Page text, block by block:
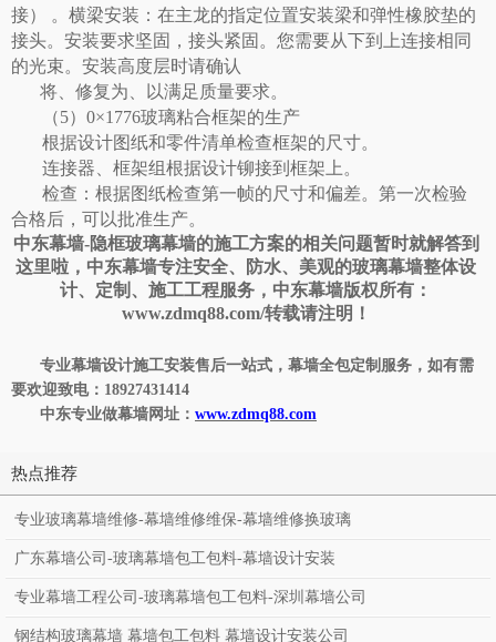
接） 。横梁安装：在主龙的指定位置安装梁和弹性橡胶垫的
接头。安装要求坚固，接头紧固。您需要从下到上连接相同
的光束。安装高度层时请确认
将、修复为、以满足质量要求。
（5）0×1776玻璃粘合框架的生产
根据设计图纸和零件清单检查框架的尺寸。
连接器、框架组根据设计铆接到框架上。
检查：根据图纸检查第一帧的尺寸和偏差。第一次检验
合格后，可以批准生产。
中东幕墙-隐框玻璃幕墙的施工方案的相关问题暂时就解答到
这里啦，中东幕墙专注安全、防水、美观的玻璃幕墙整体设
计、定制、施工工程服务，中东幕墙版权所有：
www.zdmq88.com/转载请注明！
专业幕墙设计施工安装售后一站式，幕墙全包定制服务，如有需
要欢迎致电： 18927431414
中东专业做幕墙网址： www.zdmq88.com
热点推荐
专业玻璃幕墙维修-幕墙维修维保-幕墙维修换玻璃
广东幕墙公司-玻璃幕墙包工包料-幕墙设计安装
专业幕墙工程公司-玻璃幕墙包工包料-深圳幕墙公司
钢结构玻璃幕墙 幕墙包工包料 幕墙设计安装公司